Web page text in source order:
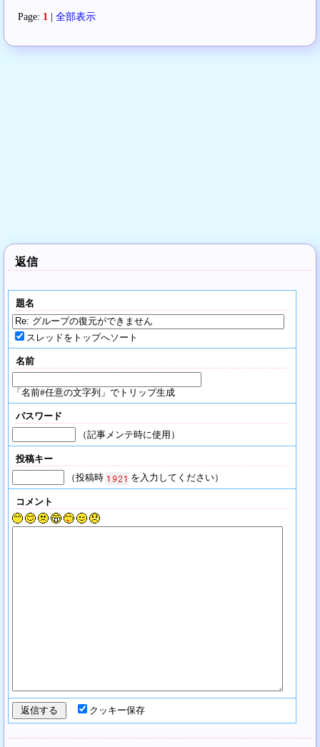
Page: 1 | 全部表示
返信
題名
スレッドをトップへソート
名前
「名前#任意の文字列」でトリップ生成
パスワード
（記事メンテ時に使用）
投稿キー
（投稿時
を入力してください）
コメント
クッキー保存